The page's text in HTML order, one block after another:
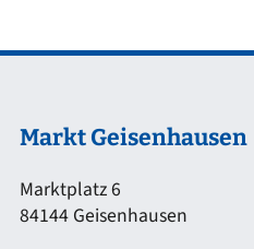
Markt Geisenhausen
Marktplatz 6
84144 Geisenhausen